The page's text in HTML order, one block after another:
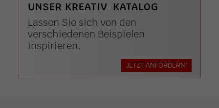
UNSER KREATIV-KATALOG
Lassen Sie sich von den
verschiedenen Beispielen
inspirieren.
JETZT ANFORDERN!